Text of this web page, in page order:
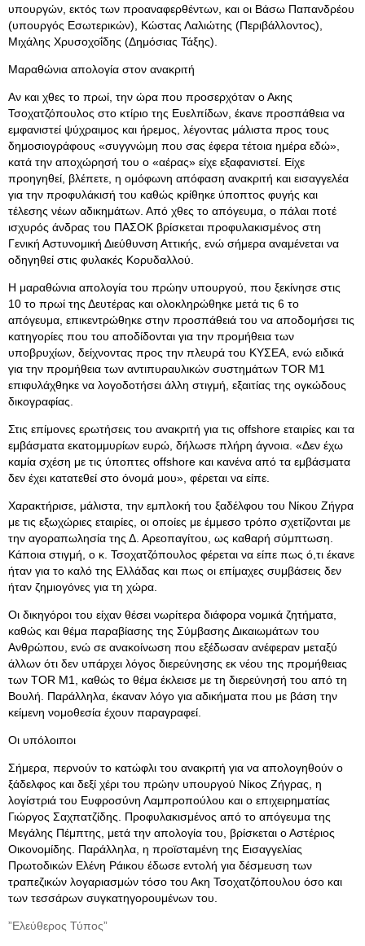
υπουργών, εκτός των προαναφερθέντων, και οι Βάσω Παπανδρέου
(υπουργός Εσωτερικών), Κώστας Λαλιώτης (Περιβάλλοντος),
Μιχάλης Χρυσοχοΐδης (Δημόσιας Τάξης).
Μαραθώνια απολογία στον ανακριτή
Αν και χθες το πρωί, την ώρα που προσερχόταν ο Ακης
Τσοχατζόπουλος στο κτίριο της Ευελπίδων, έκανε προσπάθεια να
εμφανιστεί ψύχραιμος και ήρεμος, λέγοντας μάλιστα προς τους
δημοσιογράφους «συγγνώμη που σας έφερα τέτοια ημέρα εδώ»,
κατά την αποχώρησή του ο «αέρας» είχε εξαφανιστεί. Είχε
προηγηθεί, βλέπετε, η ομόφωνη απόφαση ανακριτή και εισαγγελέα
για την προφυλάκισή του καθώς κρίθηκε ύποπτος φυγής και
τέλεσης νέων αδικημάτων. Από χθες το απόγευμα, ο πάλαι ποτέ
ισχυρός άνδρας του ΠΑΣΟΚ βρίσκεται προφυλακισμένος στη
Γενική Αστυνομική Διεύθυνση Αττικής, ενώ σήμερα αναμένεται να
οδηγηθεί στις φυλακές Κορυδαλλού.
Η μαραθώνια απολογία του πρώην υπουργού, που ξεκίνησε στις
10 το πρωί της Δευτέρας και ολοκληρώθηκε μετά τις 6 το
απόγευμα, επικεντρώθηκε στην προσπάθειά του να αποδομήσει τις
κατηγορίες που του αποδίδονται για την προμήθεια των
υποβρυχίων, δείχνοντας προς την πλευρά του ΚΥΣΕΑ, ενώ ειδικά
για την προμήθεια των αντιπυραυλικών συστημάτων TOR M1
επιφυλάχθηκε να λογοδοτήσει άλλη στιγμή, εξαιτίας της ογκώδους
δικογραφίας.
Στις επίμονες ερωτήσεις του ανακριτή για τις offshore εταιρίες και τα
εμβάσματα εκατομμυρίων ευρώ, δήλωσε πλήρη άγνοια. «Δεν έχω
καμία σχέση με τις ύποπτες offshore και κανένα από τα εμβάσματα
δεν έχει κατατεθεί στο όνομά μου», φέρεται να είπε.
Χαρακτήρισε, μάλιστα, την εμπλοκή του ξαδέλφου του Νίκου Ζήγρα
με τις εξωχώριες εταιρίες, οι οποίες με έμμεσο τρόπο σχετίζονται με
την αγοραπωλησία της Δ. Αρεοπαγίτου, ως καθαρή σύμπτωση.
Κάποια στιγμή, ο κ. Τσοχατζόπουλος φέρεται να είπε πως ό,τι έκανε
ήταν για το καλό της Ελλάδας και πως οι επίμαχες συμβάσεις δεν
ήταν ζημιογόνες για τη χώρα.
Οι δικηγόροι του είχαν θέσει νωρίτερα διάφορα νομικά ζητήματα,
καθώς και θέμα παραβίασης της Σύμβασης Δικαιωμάτων του
Ανθρώπου, ενώ σε ανακοίνωση που εξέδωσαν ανέφεραν μεταξύ
άλλων ότι δεν υπάρχει λόγος διερεύνησης εκ νέου της προμήθειας
των TOR M1, καθώς το θέμα έκλεισε με τη διερεύνησή του από τη
Βουλή. Παράλληλα, έκαναν λόγο για αδικήματα που με βάση την
κείμενη νομοθεσία έχουν παραγραφεί.
Οι υπόλοιποι
Σήμερα, περνούν το κατώφλι του ανακριτή για να απολογηθούν ο
ξάδελφος και δεξί χέρι του πρώην υπουργού Νίκος Ζήγρας, η
λογίστριά του Ευφροσύνη Λαμπροπούλου και ο επιχειρηματίας
Γιώργος Σαχπατζίδης. Προφυλακισμένος από το απόγευμα της
Μεγάλης Πέμπτης, μετά την απολογία του, βρίσκεται ο Αστέριος
Οικονομίδης. Παράλληλα, η προϊσταμένη της Εισαγγελίας
Πρωτοδικών Ελένη Ράικου έδωσε εντολή για δέσμευση των
τραπεζικών λογαριασμών τόσο του Ακη Τσοχατζόπουλου όσο και
των τεσσάρων συγκατηγορουμένων του.
”Ελεύθερος Τύπος”